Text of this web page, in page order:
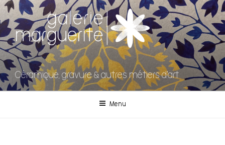
Céramique, gravure & autres métiers d'art
Menu